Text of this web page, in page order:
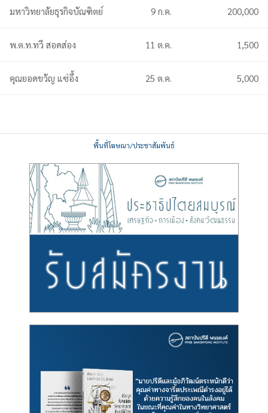
มหาวิทยาลัยธุรกิจบัณฑิตย์ 9 ก.ค. 200,000
พ.ต.ท.ทวี สอดส่อง 11 ต.ค. 1,500
คุณยอดขวัญ แซ่อึ้ง 25 ต.ค. 5,000
พื้นที่โฆษณา/ประชาสัมพันธ์